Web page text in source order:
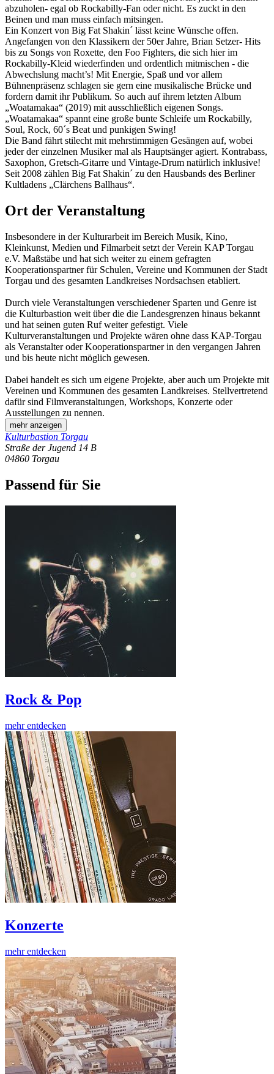
abzuholen- egal ob Rockabilly-Fan oder nicht. Es zuckt in den
Beinen und man muss einfach mitsingen.
Ein Konzert von Big Fat Shakin´ lässt keine Wünsche offen.
Angefangen von den Klassikern der 50er Jahre, Brian Setzer- Hits
bis zu Songs von Roxette, den Foo Fighters, die sich hier im
Rockabilly-Kleid wiederfinden und ordentlich mitmischen - die
Abwechslung macht’s! Mit Energie, Spaß und vor allem
Bühnenpräsenz schlagen sie gern eine musikalische Brücke und
fordern damit ihr Publikum. So auch auf ihrem letzten Album
„Woatamakaa“ (2019) mit ausschließlich eigenen Songs.
„Woatamakaa“ spannt eine große bunte Schleife um Rockabilly,
Soul, Rock, 60´s Beat und punkigen Swing!
Die Band fährt stilecht mit mehrstimmigen Gesängen auf, wobei
jeder der einzelnen Musiker mal als Hauptsänger agiert. Kontrabass,
Saxophon, Gretsch-Gitarre und Vintage-Drum natürlich inklusive!
Seit 2008 zählen Big Fat Shakin´ zu den Hausbands des Berliner
Kultladens „Clärchens Ballhaus“.
Ort der Veranstaltung
Insbesondere in der Kulturarbeit im Bereich Musik, Kino,
Kleinkunst, Medien und Filmarbeit setzt der Verein KAP Torgau
e.V. Maßstäbe und hat sich weiter zu einem gefragten
Kooperationspartner für Schulen, Vereine und Kommunen der Stadt
Torgau und des gesamten Landkreises Nordsachsen etabliert.
Durch viele Veranstaltungen verschiedener Sparten und Genre ist
die Kulturbastion weit über die die Landesgrenzen hinaus bekannt
und hat seinen guten Ruf weiter gefestigt. Viele
Kulturveranstaltungen und Projekte wären ohne dass KAP-Torgau
als Veranstalter oder Kooperationspartner in den vergangen Jahren
und bis heute nicht möglich gewesen.
Dabei handelt es sich um eigene Projekte, aber auch um Projekte mit
Vereinen und Kommunen des gesamten Landkreises. Stellvertretend
dafür sind Filmveranstaltungen, Workshops, Konzerte oder
Ausstellungen zu nennen.
mehr anzeigen
Kulturbastion Torgau
Straße der Jugend 14 B
04860 Torgau
Passend für Sie
Rock & Pop
mehr entdecken
Konzerte
mehr entdecken